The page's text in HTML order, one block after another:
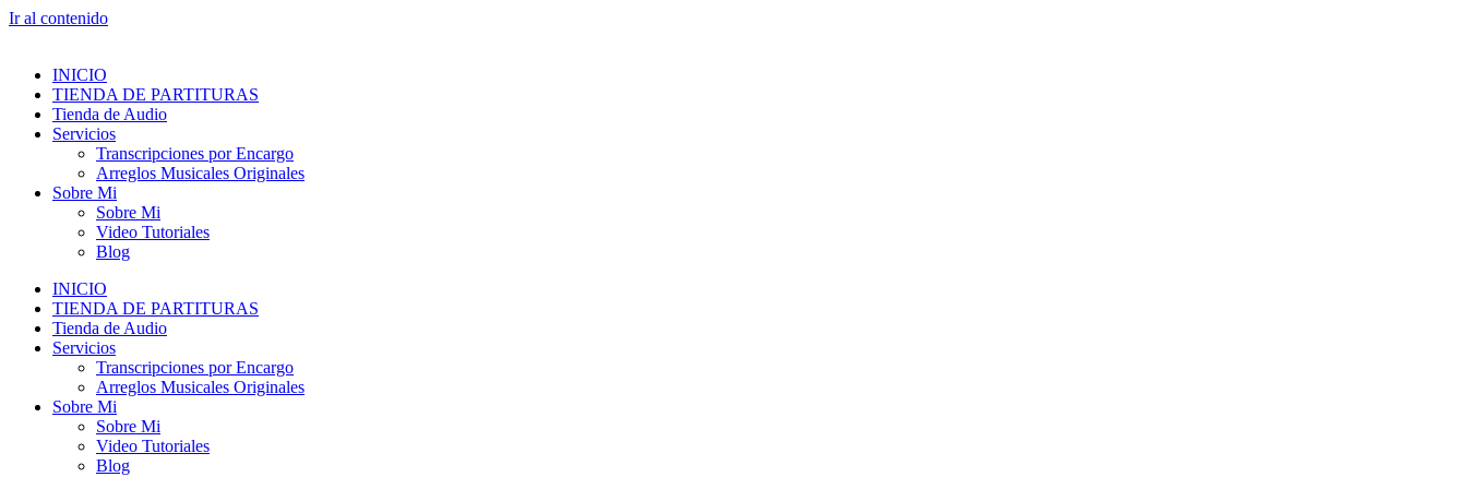
Ir al contenido
INICIO
TIENDA DE PARTITURAS
Tienda de Audio
Servicios
Transcripciones por Encargo
Arreglos Musicales Originales
Sobre Mi
Sobre Mi
Video Tutoriales
Blog
INICIO
TIENDA DE PARTITURAS
Tienda de Audio
Servicios
Transcripciones por Encargo
Arreglos Musicales Originales
Sobre Mi
Sobre Mi
Video Tutoriales
Blog